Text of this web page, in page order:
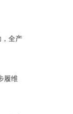
全产
履维